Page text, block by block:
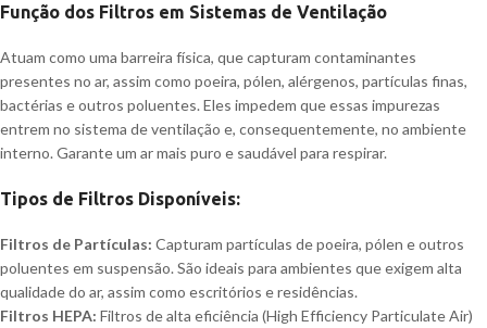
Função dos Filtros em Sistemas de Ventilação
Atuam como uma barreira física, que capturam contaminantes
presentes no ar, assim como poeira, pólen, alérgenos, partículas finas,
bactérias e outros poluentes. Eles impedem que essas impurezas
entrem no sistema de ventilação e, consequentemente, no ambiente
interno. Garante um ar mais puro e saudável para respirar.
Tipos de Filtros Disponíveis:
Filtros de Partículas: Capturam partículas de poeira, pólen e outros
poluentes em suspensão. São ideais para ambientes que exigem alta
qualidade do ar, assim como escritórios e residências.
Filtros HEPA: Filtros de alta eficiência (High Efficiency Particulate Air)